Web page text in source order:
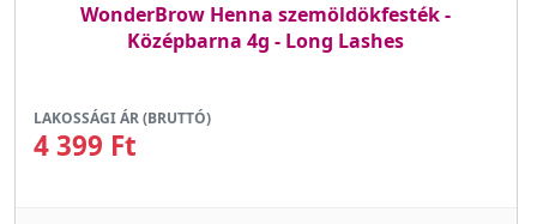
WonderBrow Henna szemöldökfesték -
Középbarna 4g - Long Lashes
LAKOSSÁGI ÁR (BRUTTÓ)
4 399 Ft